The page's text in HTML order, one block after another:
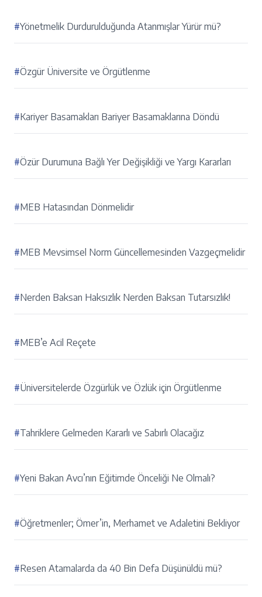
#Yönetmelik Durdurulduğunda Atanmışlar Yürür mü?
#Özgür Üniversite ve Örgütlenme
#Kariyer Basamakları Bariyer Basamaklarına Döndü
#Özür Durumuna Bağlı Yer Değişikliği ve Yargı Kararları
#MEB Hatasından Dönmelidir
#MEB Mevsimsel Norm Güncellemesinden Vazgeçmelidir
#Nerden Baksan Haksızlık Nerden Baksan Tutarsızlık!
#MEB’e Acil Reçete
#Üniversitelerde Özgürlük ve Özlük için Örgütlenme
#Tahriklere Gelmeden Kararlı ve Sabırlı Olacağız
#Yeni Bakan Avcı’nın Eğitimde Önceliği Ne Olmalı?
#Öğretmenler; Ömer’in, Merhamet ve Adaletini Bekliyor
#Resen Atamalarda da 40 Bin Defa Düşünüldü mü?